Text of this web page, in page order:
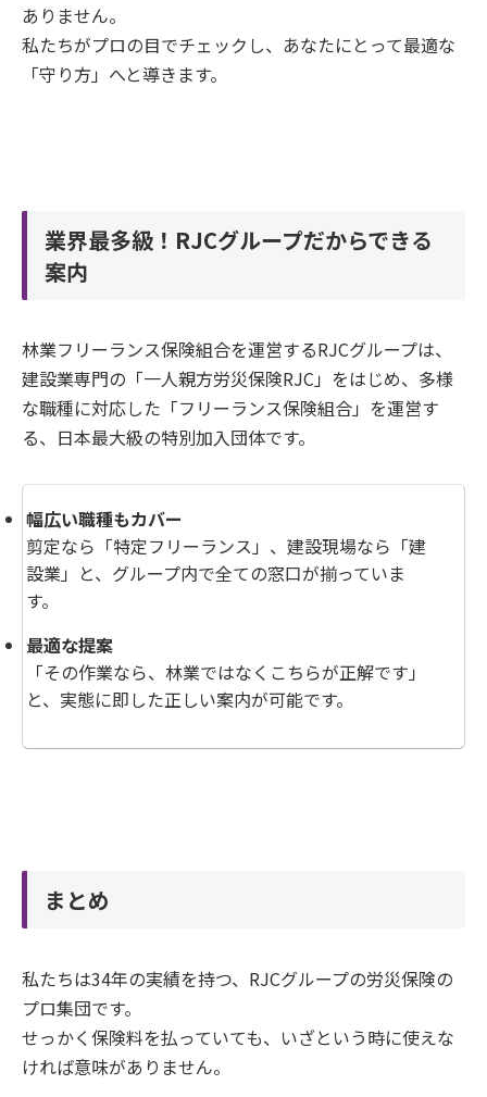
ありません。
私たちがプロの目でチェックし、あなたにとって最適な
「守り方」へと導きます。
業界最多級！RJCグループだからできる
案内
林業フリーランス保険組合を運営するRJCグループは、
建設業専門の「一人親方労災保険RJC」をはじめ、多様
な職種に対応した「フリーランス保険組合」を運営す
る、日本最大級の特別加入団体です。
幅広い職種もカバー
剪定なら「特定フリーランス」、建設現場なら「建
設業」と、グループ内で全ての窓口が揃っていま
す。
最適な提案
「その作業なら、林業ではなくこちらが正解です」
と、実態に即した正しい案内が可能です。
まとめ
私たちは34年の実績を持つ、RJCグループの労災保険の
プロ集団です。
せっかく保険料を払っていても、いざという時に使えな
ければ意味がありません。